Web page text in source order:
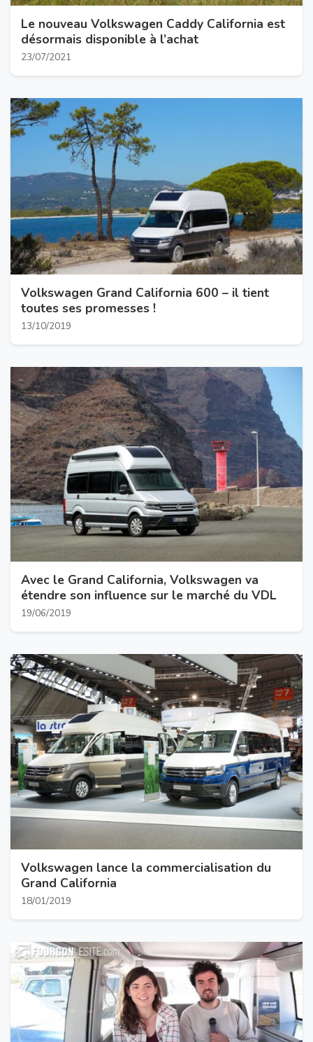
Le nouveau Volkswagen Caddy California est
désormais disponible à l’achat
23/07/2021
Volkswagen Grand California 600 – il tient
toutes ses promesses !
13/10/2019
Avec le Grand California, Volkswagen va
étendre son influence sur le marché du VDL
19/06/2019
Volkswagen lance la commercialisation du
Grand California
18/01/2019